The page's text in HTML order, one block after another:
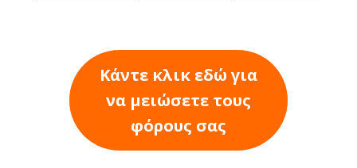
Κάντε κλικ εδώ για
να μειώσετε τους
φόρους σας